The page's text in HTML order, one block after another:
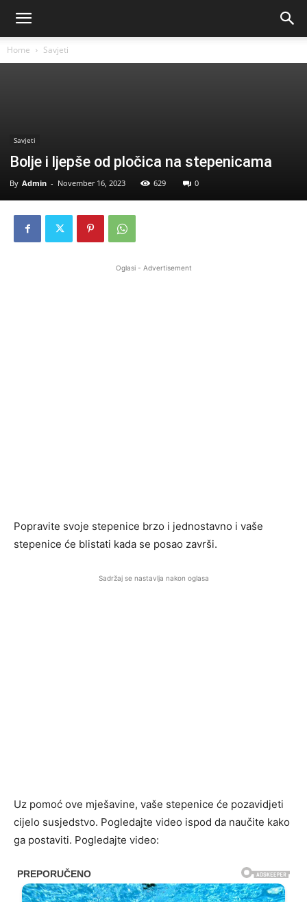
Home Savjeti
Savjeti
Bolje i ljepše od pločica na stepenicama
By Admin - November 16, 2023 629 0
Oglasi - Advertisement
Popravite svoje stepenice brzo i jednostavno i vaše
stepenice će blistati kada se posao završi.
Sadržaj se nastavlja nakon oglasa
Uz pomoć ove mješavine, vaše stepenice će pozavidjeti
cijelo susjedstvo. Pogledajte video ispod da naučite kako
ga postaviti. Pogledajte video: